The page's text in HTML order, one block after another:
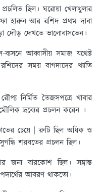
ছিল। ঘরোয়া খেলাধুলার
হারুন আর রশিদ প্রথম দাবা
দৌড় দেখতে ভালোবাসতেন।
আব্বাসীয় সমাজ যথেষ্ট
সময় বাগদাদের খ্যাতি
নির্মিত তৈজসপত্রে খাবার
দ্রব্যের প্রচলন করেন ।
চেয়ে | রুটি ছিল অধিক ও
শরবতের প্রচলন ছিল।
জন্য বারকোশ ছিল। সম্ভ্রান্ত
আবরণ থাকতো।